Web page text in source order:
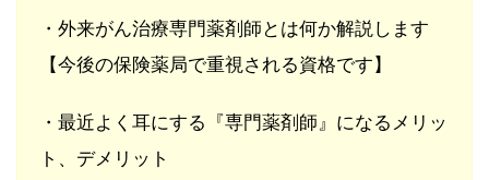
・外来がん治療専門薬剤師とは何か解説します
【今後の保険薬局で重視される資格です】
・最近よく耳にする『専門薬剤師』になるメリッ
ト、デメリット